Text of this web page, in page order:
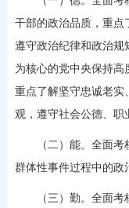
干部的政治品质，重点
遵守政治纪律和政治规
为核心的党中央保持高
重点了解坚守忠诚老实
观，遵守社会公德、职
（二）能。全面考核
群体性事件过程中的政
（三）勤。全面考核